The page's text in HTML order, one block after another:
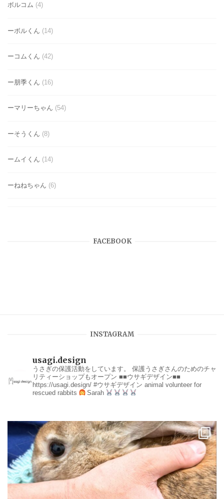
ボルコム (4)
ーボルくん (14)
ーコムくん (42)
ー朋季くん (16)
ーマリーちゃん (54)
ーそうくん (8)
ームイくん (14)
ーねねちゃん (6)
FACEBOOK
INSTAGRAM
usagi.design
うさぎの保護活動をしています。
保護うさぎさんのためのチャ
リティーショップもオープン ■■ウサギデザイン■■
https://usagi.design/ #ウサギデザイン animal volunteer for
rescued rabbits
Sarah